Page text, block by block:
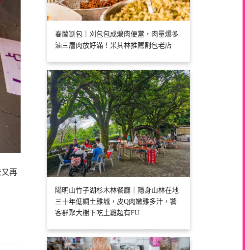
再
春蘭割包｜刈包包成爌肉便當，肉量爆多
滷三層肉放好滿！米其林推薦割包老店
陽明山竹子湖杉木林餐廳｜隱身山林在地
三十年低調土雞城，皮Q肉嫩雞多汁，饕
客群聚大樹下吃土雞超有FU